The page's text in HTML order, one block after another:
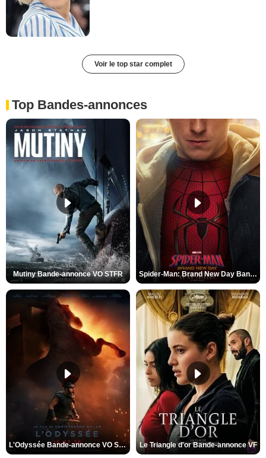
Voir le top star complet
Top Bandes-annonces
Mutiny Bande-annonce VO STFR Spider-Man: Brand New Day Bande-annonce VO STFR
L'Odyssée Bande-annonce VO STFR Le Triangle d'or Bande-annonce VF